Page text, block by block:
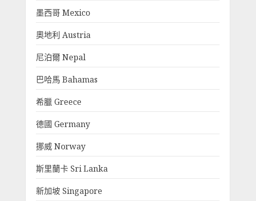
墨西哥 Mexico
奧地利 Austria
尼泊爾 Nepal
巴哈馬 Bahamas
希臘 Greece
德國 Germany
挪威 Norway
斯里蘭卡 Sri Lanka
新加坡 Singapore